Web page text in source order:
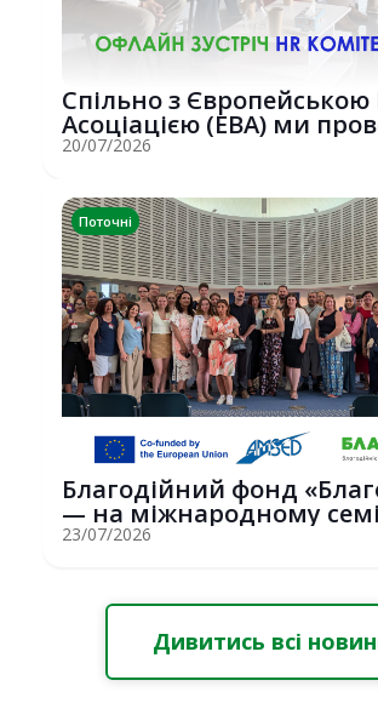
Спільно з Європейською
Асоціацією (EBA) ми
потужну о...
20/07/2026
Поточні
Благодійний фонд
— на міжнародному
Erasmus+ у С...
23/07/2026
Дивитись всі